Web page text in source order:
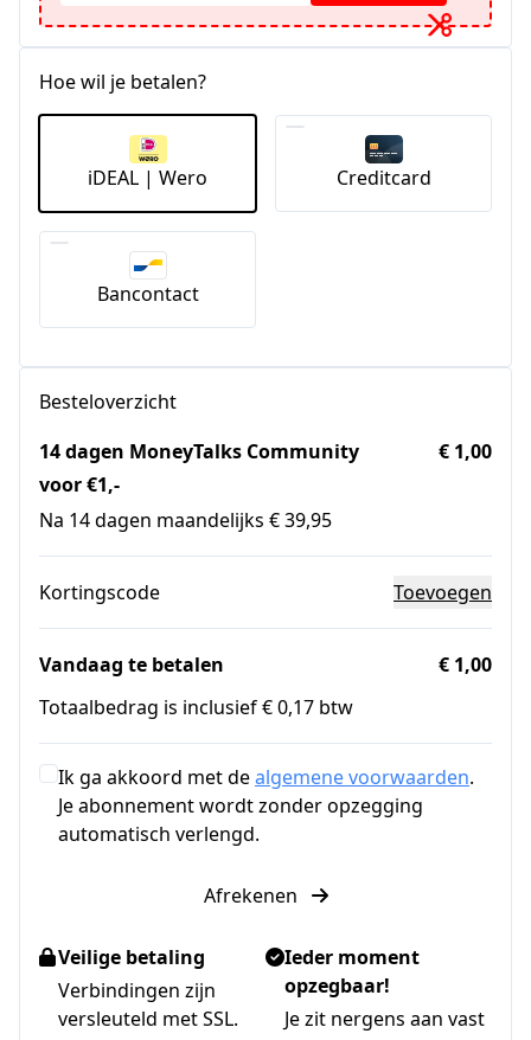
Hoe wil je betalen?
iDEAL | Wero Creditcard
Bancontact
Besteloverzicht
14 dagen MoneyTalks Community
voor €1,-
Na 14 dagen maandelijks € 39,95
€ 1,00
Kortingscode Toevoegen
Vandaag te betalen
€ 1,00
Totaalbedrag is inclusief € 0,17 btw
Ik ga akkoord met dealgemene voorwaarden.
Je abonnement wordt zonder opzegging
automatisch verlengd.
Afrekenen
Veilige betaling
Verbindingen zijn
versleuteld met SSL.
Ieder moment
opzegbaar!
Je zit nergens aan vast